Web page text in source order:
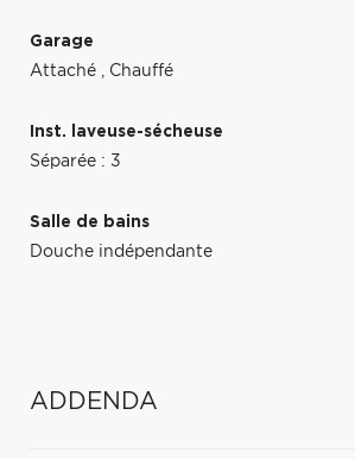
Garage
Attaché , Chauffé
Inst. laveuse-sécheuse
Séparée : 3
Salle de bains
Douche indépendante
ADDENDA